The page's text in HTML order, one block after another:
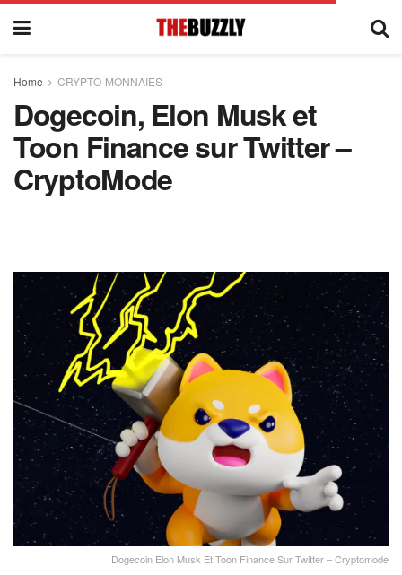
Home CRYPTO-MONNAIES
Dogecoin, Elon Musk et
Toon Finance sur Twitter –
CryptoMode
Dogecoin Elon Musk Et Toon Finance Sur Twitter – Cryptomode